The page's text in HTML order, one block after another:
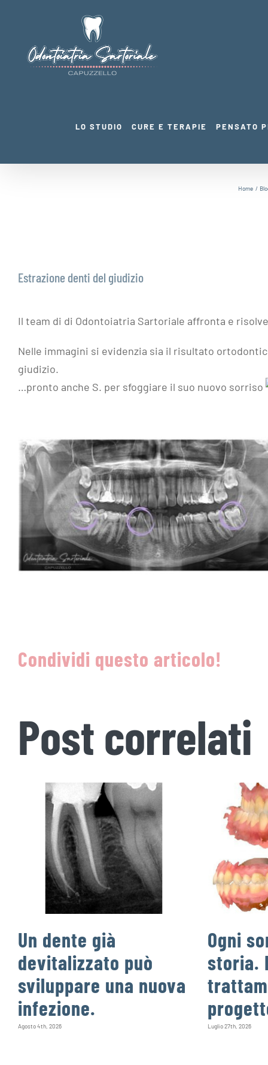
contenuto
LO STUDIO CURE E TERAPIE PENSATO
Home
Estrazione denti del giudizio
Il team di di Odontoiatria Sartoriale affronta e
Nelle immagini si evidenzia sia il risultato
giudizio.
…pronto anche S. per sfoggiare il suo nuovo sorriso
Condividi questo articolo!
Post correlati
Un dente già
devitalizzato può
sviluppare una nuova
infezione.
Agosto 4th, 2026
Ogni
storia.
Luglio 27th, 2026